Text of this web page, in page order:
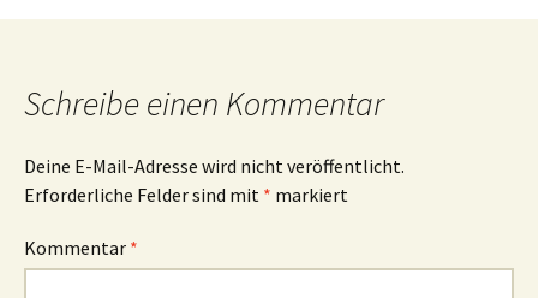
Schreibe einen Kommentar
Deine E-Mail-Adresse wird nicht veröffentlicht.
Erforderliche Felder sind mit * markiert
Kommentar *